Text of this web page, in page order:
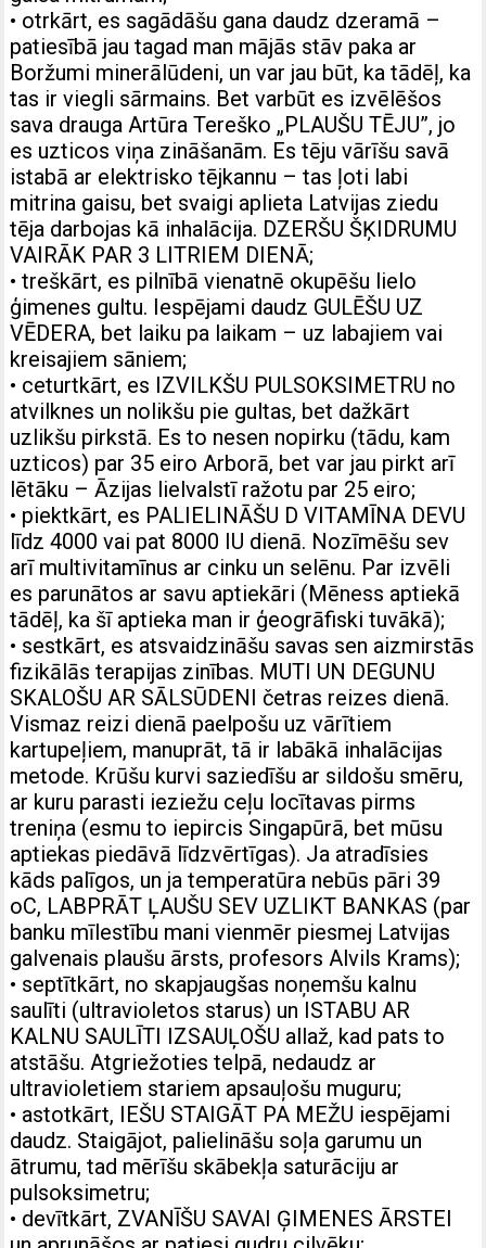
• otrkārt, es sagādāšu gana daudz dzeramā –
patiesībā jau tagad man mājās stāv paka ar
Boržumi minerālūdeni, un var jau būt, ka tādēļ, ka
tas ir viegli sārmains. Bet varbūt es izvēlēšos
sava drauga Artūra Tereško „PLAUŠU TĒJU”, jo
es uzticos viņa zināšanām. Es tēju vārīšu savā
istabā ar elektrisko tējkannu – tas ļoti labi
mitrina gaisu, bet svaigi aplieta Latvijas ziedu
tēja darbojas kā inhalācija. DZERŠU ŠĶIDRUMU
VAIRĀK PAR 3 LITRIEM DIENĀ;
• treškārt, es pilnībā vienatnē okupēšu lielo
ģimenes gultu. Iespējami daudz GULĒŠU UZ
VĒDERA, bet laiku pa laikam – uz labajiem vai
kreisajiem sāniem;
• ceturtkārt, es IZVILKŠU PULSOKSIMETRU no
atvilknes un nolikšu pie gultas, bet dažkārt
uzlikšu pirkstā. Es to nesen nopirku (tādu, kam
uzticos) par 35 eiro Arborā, bet var jau pirkt arī
lētāku – Āzijas lielvalstī ražotu par 25 eiro;
• piektkārt, es PALIELINĀŠU D VITAMĪNA DEVU
līdz 4000 vai pat 8000 IU dienā. Nozīmēšu sev
arī multivitamīnus ar cinku un selēnu. Par izvēli
es parunātos ar savu aptiekāri (Mēness aptiekā
tādēļ, ka šī aptieka man ir ģeogrāfiski tuvākā);
• sestkārt, es atsvaidzināšu savas sen aizmirstās
fizikālās terapijas zinības. MUTI UN DEGUNU
SKALOŠU AR SĀLSŪDENI četras reizes dienā.
Vismaz reizi dienā paelpošu uz vārītiem
kartupeļiem, manuprāt, tā ir labākā inhalācijas
metode. Krūšu kurvi saziedīšu ar sildošu smēru,
ar kuru parasti ieziežu ceļu locītavas pirms
treniņa (esmu to iepircis Singapūrā, bet mūsu
aptiekas piedāvā līdzvērtīgas). Ja atradīsies
kāds palīgos, un ja temperatūra nebūs pāri 39
oC, LABPRĀT ĻAUŠU SEV UZLIKT BANKAS (par
banku mīlestību mani vienmēr piesmej Latvijas
galvenais plaušu ārsts, profesors Alvils Krams);
• septītkārt, no skapjaugšas noņemšu kalnu
saulīti (ultravioletos starus) un ISTABU AR
KALNU SAULĪTI IZSAUĻOŠU allaž, kad pats to
atstāšu. Atgriežoties telpā, nedaudz ar
ultravioletiem stariem apsauļošu muguru;
• astotkārt, IEŠU STAIGĀT PA MEŽU iespējami
daudz. Staigājot, palielināšu soļa garumu un
ātrumu, tad mērīšu skābekļa saturāciju ar
pulsoksimetru;
• devītkārt, ZVANĪŠU SAVAI ĢIMENES ĀRSTEI